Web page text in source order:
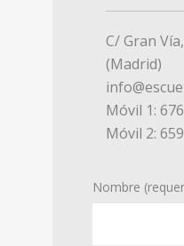
C/ Gran
(Madrid)
Móvil 1:
Móvil 2:
Nombre